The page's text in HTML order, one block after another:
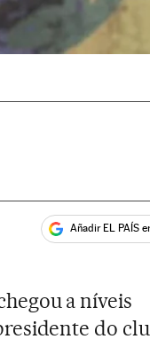
Añadir EL PAÍS
a níveis
do